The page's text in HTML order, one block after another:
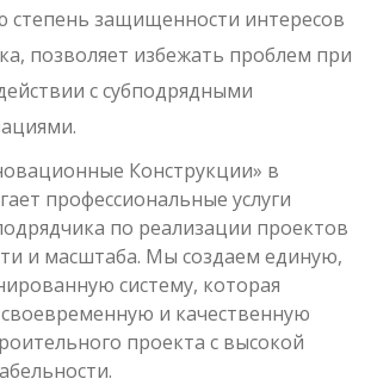
степень защищенности интересов
позволяет избежать проблем при
с субподрядными
Конструкции» в
профессиональные услуги
по реализации проектов
и масштаба. Мы создаем единую,
систему, которая
и качественную
проекта с высокой